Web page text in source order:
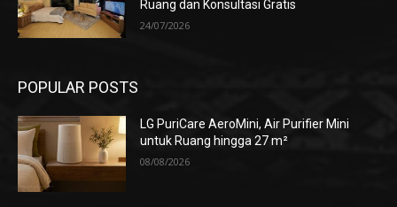
Ruang dan Konsultasi Gratis
24/07/2026
POPULAR POSTS
LG PuriCare AeroMini, Air Purifier Mini
untuk Ruang hingga 27 m²
08/08/2026